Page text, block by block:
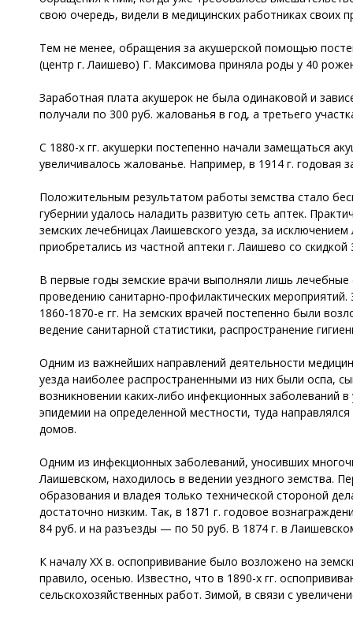
свою очередь, видели в медицинских работниках своих
Тем не менее, обращения за акушерской помощью
(центр г. Лаишево) Г. Максимова приняла роды у 40
Заработная плата акушерок не была одинаковой и
получали по 300 руб. жалованья в год, а третьего
С 1880-х гг. акушерки постепенно начали замещаться
увеличивалось жалованье. Например, в 1914 г. годовая
Положительным результатом работы земства стало
губернии удалось наладить развитую сеть аптек.
земских лечебницах Лаишевского уезда, за
приобретались из частной аптеки г. Лаишево со скидкой
В первые годы земские врачи выполняли лишь
проведению санитарно-профилактических
1860-1870-е гг. На земских врачей постепенно были
ведение санитарной статистики, распространение
Одним из важнейших направлений деятельности
уезда наиболее распространенными из них были оспа,
возникновении каких-либо инфекционных заболеваний
эпидемии на определенной местности, туда
домов.
Одним из инфекционных заболеваний, уносивших
Лаишевском, находилось в ведении уездного земства.
образования и владея только технической стороной
достаточно низким. Так, в 1871 г. годовое
84 руб. и на разъезды — по 50 руб. В 1874 г. в
К началу ХХ в. оспопрививание было возложено на
правило, осенью. Известно, что в 1890-х гг.
сельскохозяйственных работ. Зимой, в связи с